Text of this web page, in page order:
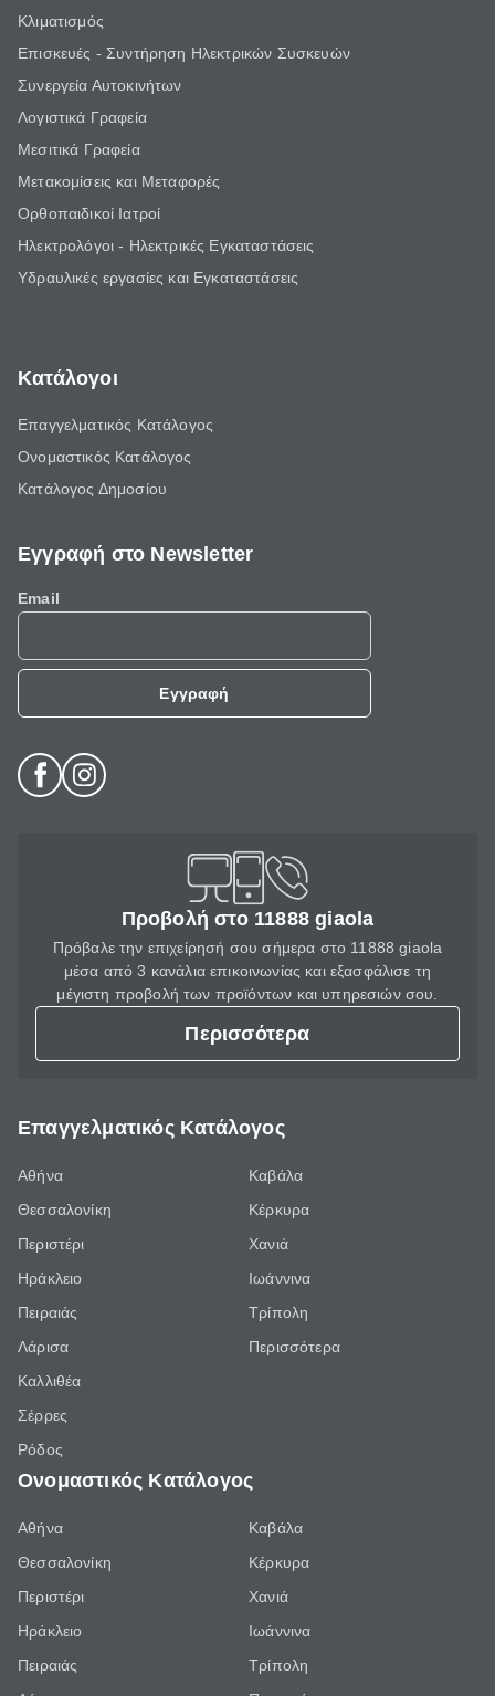
Κλιματισμός
Επισκευές - Συντήρηση Ηλεκτρικών Συσκευών
Συνεργεία Αυτοκινήτων
Λογιστικά Γραφεία
Μεσιτικά Γραφεία
Μετακομίσεις και Μεταφορές
Ορθοπαιδικοί Ιατροί
Ηλεκτρολόγοι - Ηλεκτρικές Εγκαταστάσεις
Υδραυλικές εργασίες και Εγκαταστάσεις
Κατάλογοι
Επαγγελματικός Κατάλογος
Ονομαστικός Κατάλογος
Κατάλογος Δημοσίου
Εγγραφή στο Newsletter
Email
Εγγραφή
Προβολή στο 11888 giaola
Πρόβαλε την επιχείρησή σου σήμερα στο 11888 giaola
μέσα από 3 κανάλια επικοινωνίας και εξασφάλισε τη
μέγιστη προβολή των προϊόντων και υπηρεσιών σου.
Περισσότερα
Επαγγελματικός Κατάλογος
Αθήνα
Θεσσαλονίκη
Περιστέρι
Ηράκλειο
Πειραιάς
Λάρισα
Καλλιθέα
Σέρρες
Ρόδος
Καβάλα
Κέρκυρα
Χανιά
Ιωάννινα
Τρίπολη
Περισσότερα
Ονομαστικός Κατάλογος
Αθήνα
Θεσσαλονίκη
Περιστέρι
Ηράκλειο
Πειραιάς
Καβάλα
Κέρκυρα
Χανιά
Ιωάννινα
Τρίπολη